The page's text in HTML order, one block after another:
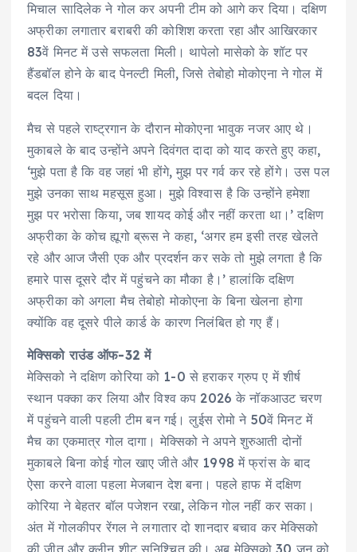
मिचाल सादिलेक ने गोल कर अपनी टीम को आगे कर दिया। दक्षिण
अफ्रीका लगातार बराबरी की कोशिश करता रहा और आखिरकार
83वें मिनट में उसे सफलता मिली। थापेलो मासेको के शॉट पर
हैंडबॉल होने के बाद पेनल्टी मिली, जिसे तेबोहो मोकोएना ने गोल में
बदल दिया।
मैच से पहले राष्ट्रगान के दौरान मोकोएना भावुक नजर आए थे।
मुकाबले के बाद उन्होंने अपने दिवंगत दादा को याद करते हुए कहा,
‘मुझे पता है कि वह जहां भी होंगे, मुझ पर गर्व कर रहे होंगे। उस पल
मुझे उनका साथ महसूस हुआ। मुझे विश्वास है कि उन्होंने हमेशा
मुझ पर भरोसा किया, जब शायद कोई और नहीं करता था।’ दक्षिण
अफ्रीका के कोच ह्यूगो ब्रूस ने कहा, ‘अगर हम इसी तरह खेलते
रहे और आज जैसी एक और प्रदर्शन कर सके तो मुझे लगता है कि
हमारे पास दूसरे दौर में पहुंचने का मौका है।’ हालांकि दक्षिण
अफ्रीका को अगला मैच तेबोहो मोकोएना के बिना खेलना होगा
क्योंकि वह दूसरे पीले कार्ड के कारण निलंबित हो गए हैं।
मेक्सिको राउंड ऑफ-32 में
मेक्सिको ने दक्षिण कोरिया को 1-0 से हराकर ग्रुप ए में शीर्ष
स्थान पक्का कर लिया और विश्व कप 2026 के नॉकआउट चरण
में पहुंचने वाली पहली टीम बन गई। लुईस रोमो ने 50वें मिनट में
मैच का एकमात्र गोल दागा। मेक्सिको ने अपने शुरुआती दोनों
मुकाबले बिना कोई गोल खाए जीते और 1998 में फ्रांस के बाद
ऐसा करने वाला पहला मेजबान देश बना। पहले हाफ में दक्षिण
कोरिया ने बेहतर बॉल पजेशन रखा, लेकिन गोल नहीं कर सका।
अंत में गोलकीपर रेंगल ने लगातार दो शानदार बचाव कर मेक्सिको
की जीत और क्लीन शीट सुनिश्चित की। अब मेक्सिको 30 जून को